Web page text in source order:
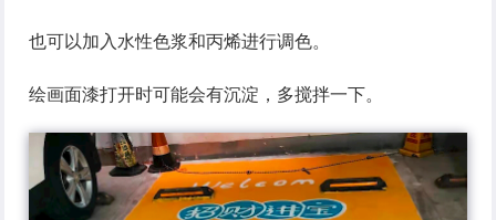
也可以加入水性色浆和丙烯进行调色。
绘画面漆打开时可能会有沉淀，多搅拌一下。